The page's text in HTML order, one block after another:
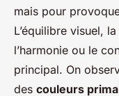
mais pour
L’équilibre visuel,
l’harmonie ou le
principal. On
des couleurs